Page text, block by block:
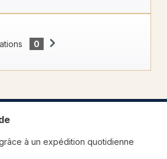
0
à un expédition quotidienne